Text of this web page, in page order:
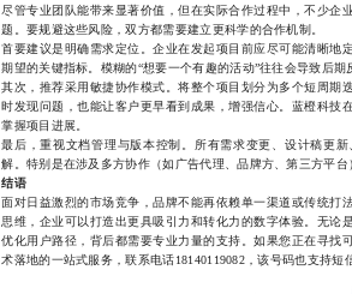
尽管专业团队能带来显著价值，但在实际合作过程中，不少企
题。要规避这些风险，双方都需要建立更科学的合作机制。
首要建议是明确需求定位。企业在发起项目前应尽可能清晰地
期望的关键指标。模糊的“想要一个有趣的活动”往往会导致后
其次，推荐采用敏捷协作模式。将整个项目划分为多个短周期
时发现问题，也能让客户更早看到成果，增强信心。蓝橙科技
掌握项目进展。
最后，重视文档管理与版本控制。所有需求变更、设计稿更
解。特别是在涉及多方协作（如广告代理、品牌方、第三方平
结语
面对日益激烈的市场竞争，品牌不能再依赖单一渠道或传统打
思维，企业可以打造出更具吸引力和转化力的数字体验。无论
优化用户路径，背后都需要专业力量的支持。如果您正在寻找
术落地的一站式服务，联系电话18140119082，该号码也支持短